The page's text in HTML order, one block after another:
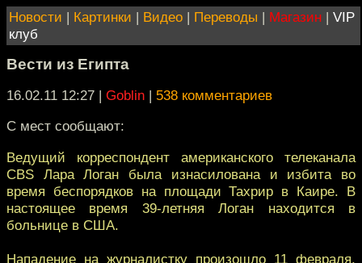
Новости | Картинки | Видео | Переводы | Магазин | VIP
клуб
Вести из Египта
16.02.11 12:27 | Goblin | 538 комментариев
C мест сообщают:
Ведущий корреспондент американского телеканала
CBS Лара Логан была изнасилована и избита во
время беспорядков на площади Тахрир в Каире. В
настоящее время 39-летняя Логан находится в
больнице в США.
Нападение на журналистку произошло 11 февраля,